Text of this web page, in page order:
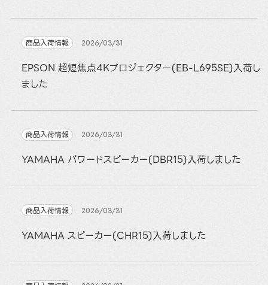
商品入荷情報 2026/03/31
EPSON 超短焦点4Kプロジェクター(EB-L695SE)入荷し
ました
商品入荷情報 2026/03/31
YAMAHA パワードスピーカー(DBR15)入荷しました
商品入荷情報 2026/03/31
YAMAHA スピーカー(CHR15)入荷しました